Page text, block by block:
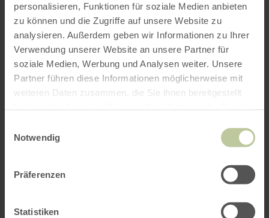
personalisieren, Funktionen für soziale Medien anbieten
zu können und die Zugriffe auf unsere Website zu
analysieren. Außerdem geben wir Informationen zu Ihrer
Verwendung unserer Website an unsere Partner für
soziale Medien, Werbung und Analysen weiter. Unsere
Partner führen diese Informationen möglicherweise mit
weiteren Daten zusammen, die Sie ihnen bereitgestellt
Notwendig
Präferenzen
Statistiken